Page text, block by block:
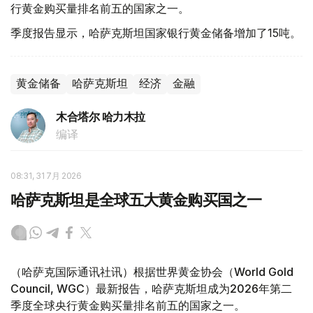
行黄金购买量排名前五的国家之一。
季度报告显示，哈萨克斯坦国家银行黄金储备增加了15吨。
黄金储备 哈萨克斯坦 经济 金融
木合塔尔 哈力木拉
编译
08:31, 31 7月 2026
哈萨克斯坦是全球五大黄金购买国之一
（哈萨克国际通讯社讯）根据世界黄金协会（World Gold
Council, WGC）最新报告，哈萨克斯坦成为2026年第二
季度全球央行黄金购买量排名前五的国家之一。